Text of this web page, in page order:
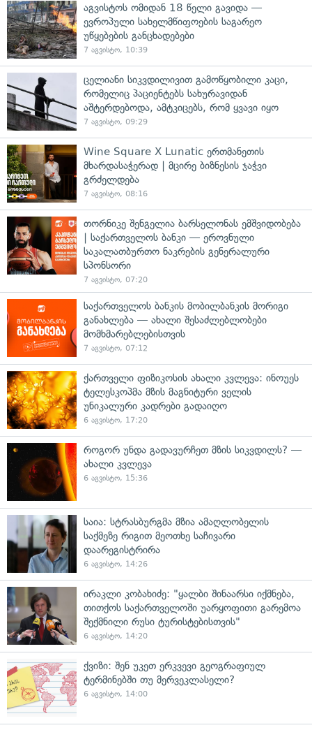
აგვისტოს ომიდან 18 წელი გავიდა —
ევროპული სახელმწიფოების საგარეო
უწყებების განცხადებები
7 აგვისტო, 10:39
ცელიანი სიკვდილივით გამოწყობილი კაცი,
რომელიც პაციენტებს სახურავიდან
აშტერდებოდა, ამტკიცებს, რომ ყვავი იყო
7 აგვისტო, 09:29
Wine Square X Lunatic ერთმანეთის
მხარდასაჭერად | მცირე ბიზნესის ჯაჭვი
გრძელდება
7 აგვისტო, 08:16
თორნიკე შენგელია ბარსელონას ემშვიდობება
| საქართველოს ბანკი — ეროვნული
საკალათბურთო ნაკრების გენერალური
სპონსორი
7 აგვისტო, 07:20
საქართველოს ბანკის მობილბანკის მორიგი
განახლება — ახალი შესაძლებლობები
მომხმარებლებისთვის
7 აგვისტო, 07:12
ქართველი ფიზიკოსის ახალი კვლევა: ინოუეს
ტელესკოპმა მზის მაგნიტური ველის
უნიკალური კადრები გადაიღო
6 აგვისტო, 17:20
როგორ უნდა გადავურჩეთ მზის სიკვდილს? —
ახალი კვლევა
6 აგვისტო, 15:36
საია: სტრასბურგმა მზია ამაღლობელის
საქმეზე რიგით მეოთხე საჩივარი
დაარეგისტრირა
6 აგვისტო, 14:26
ირაკლი კობახიძე: "ყალბი შინაარსი იქმნება,
თითქოს საქართველოში უარყოფითი გარემოა
შექმნილი რუსი ტურისტებისთვის"
6 აგვისტო, 14:20
ქვიზი: შენ უკეთ ერკვევი გეოგრაფიულ
ტერმინებში თუ მერვეკლასელი?
6 აგვისტო, 14:00